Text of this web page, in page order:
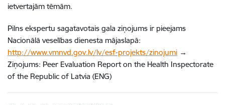
ietvertajām tēmām.
Pilns ekspertu sagatavotais gala ziņojums ir pieejams
Nacionālā veselības dienesta mājaslapā:
http://www.vmnvd.gov.lv/lv/esf-projekts/zinojumi →
Ziņojums: Peer Evaluation Report on the Health Inspectorate
of the Republic of Latvia (ENG)